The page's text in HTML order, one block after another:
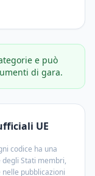
e può
di gara.
UE
codice ha una
Stati membri,
pubblicazioni